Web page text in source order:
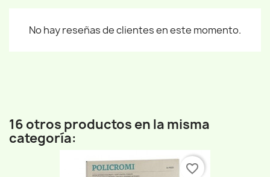
No hay reseñas de clientes en este momento.
16 otros productos en la misma
categoría:
favorite_border